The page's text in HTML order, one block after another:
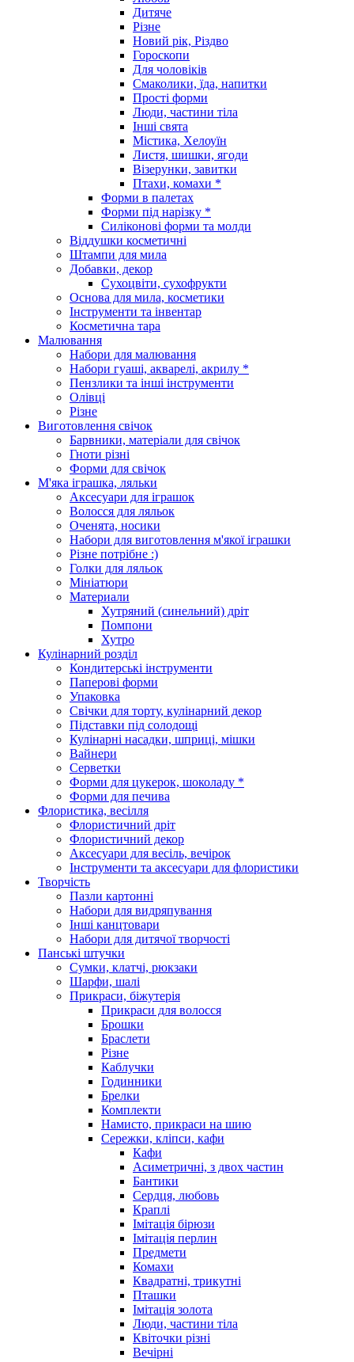
Дитяче
Різне
Новий рік, Різдво
Гороскопи
Для чоловіків
Смаколики, їда, напитки
Прості форми
Люди, частини тіла
Інші свята
Містика, Хелоуїн
Листя, шишки, ягоди
Візерунки, завитки
Птахи, комахи *
Форми в палетах
Форми під нарізку *
Силіконові форми та молди
Віддушки косметичні
Штампи для мила
Добавки, декор
Сухоцвіти, сухофрукти
Основа для мила, косметики
Інструменти та інвентар
Косметична тара
Малювання
Набори для малювання
Набори гуаші, акварелі, акрилу *
Пензлики та інші інструменти
Олівці
Різне
Виготовлення свічок
Барвники, матеріали для свічок
Гноти різні
Форми для свічок
М'яка іграшка, ляльки
Аксесуари для іграшок
Волосся для ляльок
Оченята, носики
Набори для виготовлення м'якої іграшки
Різне потрібне :)
Голки для ляльок
Мініатюри
Материали
Хутряний (синельний) дріт
Помпони
Хутро
Кулінарний розділ
Кондитерські інструменти
Паперові форми
Упаковка
Свічки для торту, кулінарний декор
Підставки під солодощі
Кулінарні насадки, шприці, мішки
Вайнери
Серветки
Форми для цукерок, шоколаду *
Форми для печива
Флористика, весілля
Флористичний дріт
Флористичний декор
Аксесуари для весіль, вечірок
Інструменти та аксесуари для флористики
Творчість
Пазли картонні
Набори для видряпування
Інші канцтовари
Набори для дитячої творчості
Панські штучки
Сумки, клатчі, рюкзаки
Шарфи, шалі
Прикраси, біжутерія
Прикраси для волосся
Брошки
Браслети
Різне
Каблучки
Годинники
Брелки
Комплекти
Намисто, прикраси на шию
Сережки, кліпси, кафи
Кафи
Асиметричні, з двох частин
Бантики
Сердця, любовь
Краплі
Імітація бірюзи
Імітація перлин
Предмети
Комахи
Квадратні, трикутні
Пташки
Імітація золота
Люди, частини тіла
Квіточки різні
Вечірні